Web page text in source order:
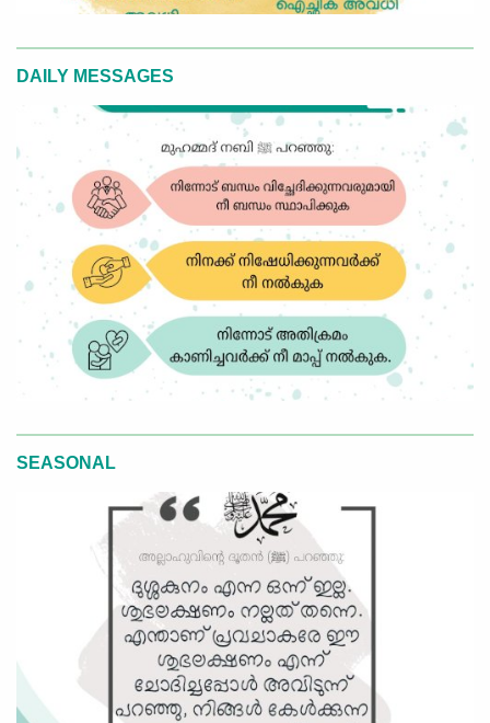
DAILY MESSAGES
SEASONAL